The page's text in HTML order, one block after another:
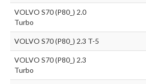
VOLVO S70 (P80_) 2.0
Turbo
VOLVO S70 (P80_) 2.3 T-5
VOLVO S70 (P80_) 2.3
Turbo